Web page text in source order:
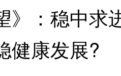
：稳中求
健康发展?